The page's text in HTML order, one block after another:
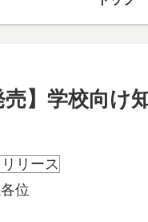
売】学校向け
リース
位